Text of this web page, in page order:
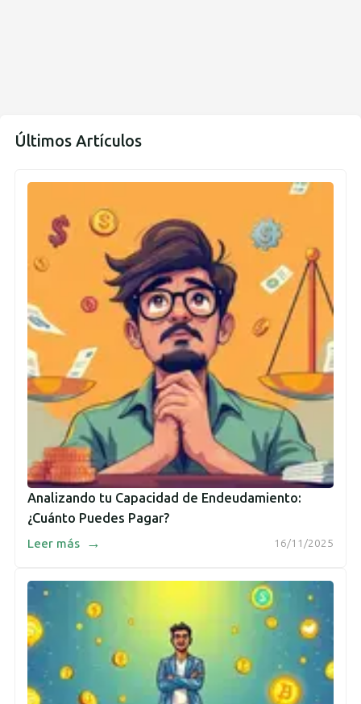
Últimos Artículos
Analizando tu Capacidad de Endeudamiento:
¿Cuánto Puedes Pagar?
16/11/2025
Leer más →